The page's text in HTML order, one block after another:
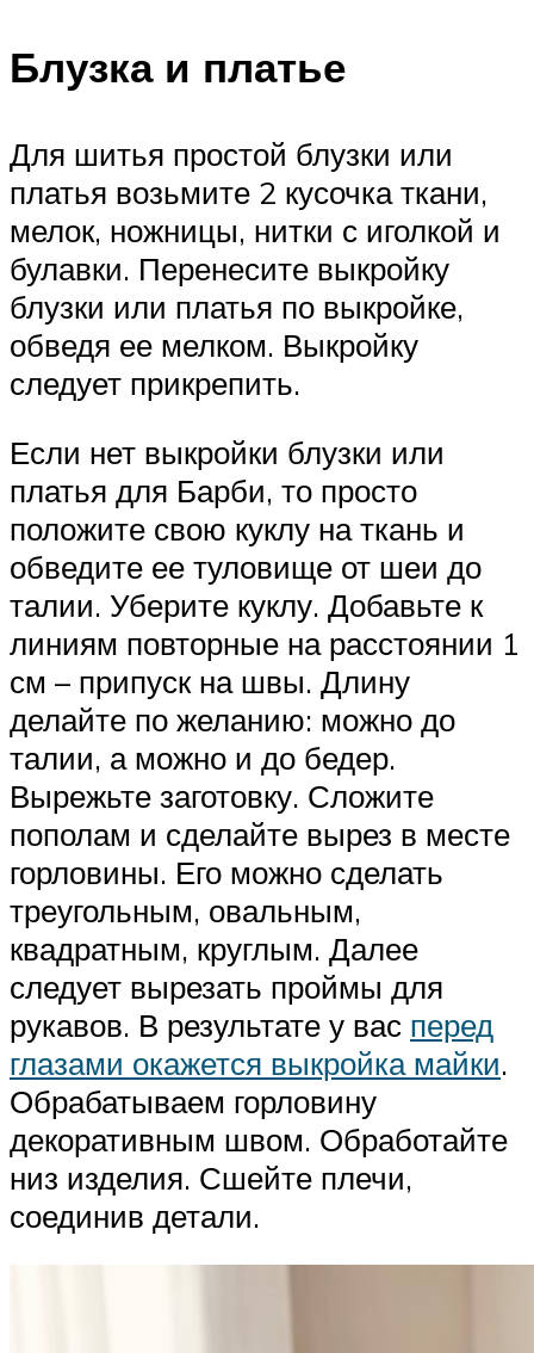
Блузка и платье
Для шитья простой блузки или
платья возьмите 2 кусочка ткани,
мелок, ножницы, нитки с иголкой и
булавки. Перенесите выкройку
блузки или платья по выкройке,
обведя ее мелком. Выкройку
следует прикрепить.
Если нет выкройки блузки или
платья для Барби, то просто
положите свою куклу на ткань и
обведите ее туловище от шеи до
талии. Уберите куклу. Добавьте к
линиям повторные на расстоянии 1
см – припуск на швы. Длину
делайте по желанию: можно до
талии, а можно и до бедер.
Вырежьте заготовку. Сложите
пополам и сделайте вырез в месте
горловины. Его можно сделать
треугольным, овальным,
квадратным, круглым. Далее
следует вырезать проймы для
рукавов. В результате у вас перед
глазами окажется выкройка майки.
Обрабатываем горловину
декоративным швом. Обработайте
низ изделия. Сшейте плечи,
соединив детали.